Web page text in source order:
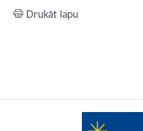
Drukāt lapu